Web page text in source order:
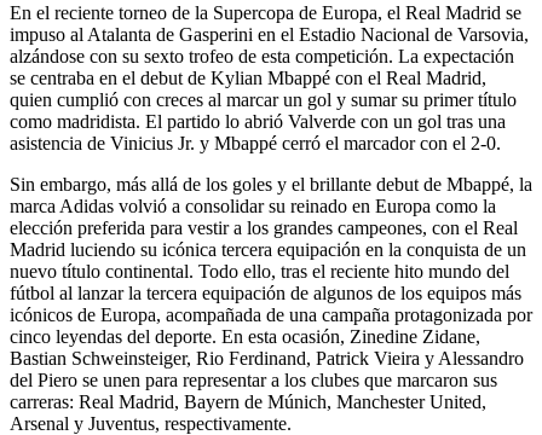
En el reciente torneo de la Supercopa de Europa, el Real Madrid se
impuso al Atalanta de Gasperini en el Estadio Nacional de Varsovia,
alzándose con su sexto trofeo de esta competición. La expectación
se centraba en el debut de Kylian Mbappé con el Real Madrid,
quien cumplió con creces al marcar un gol y sumar su primer título
como madridista. El partido lo abrió Valverde con un gol tras una
asistencia de Vinicius Jr. y Mbappé cerró el marcador con el 2-0.
Sin embargo, más allá de los goles y el brillante debut de Mbappé, la
marca Adidas volvió a consolidar su reinado en Europa como la
elección preferida para vestir a los grandes campeones, con el Real
Madrid luciendo su icónica tercera equipación en la conquista de un
nuevo título continental. Todo ello, tras el reciente hito mundo del
fútbol al lanzar la tercera equipación de algunos de los equipos más
icónicos de Europa, acompañada de una campaña protagonizada por
cinco leyendas del deporte. En esta ocasión, Zinedine Zidane,
Bastian Schweinsteiger, Rio Ferdinand, Patrick Vieira y Alessandro
del Piero se unen para representar a los clubes que marcaron sus
carreras: Real Madrid, Bayern de Múnich, Manchester United,
Arsenal y Juventus, respectivamente.